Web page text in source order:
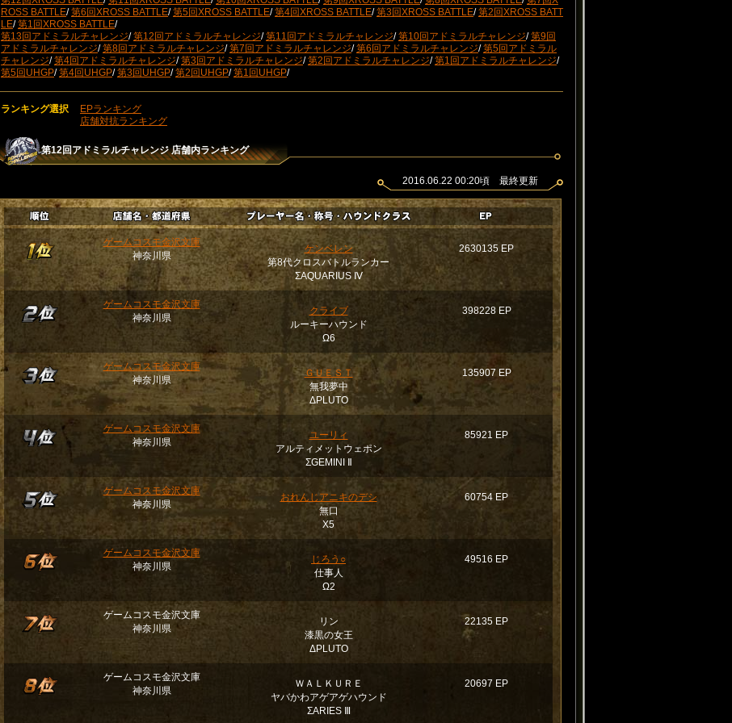
ROSS BATTLE/第6回XROSS BATTLE/第5回XROSS BATTLE/第4回XROSS BATTLE/第3回XROSS BATTLE/第2回XROSS BATT
LE/第1回XROSS BATTLE/
第13回アドミラルチャレンジ/第12回アドミラルチャレンジ/第11回アドミラルチャレンジ/第10回アドミラルチャレンジ/第9回
アドミラルチャレンジ/第8回アドミラルチャレンジ/第7回アドミラルチャレンジ/第6回アドミラルチャレンジ/第5回アドミラル
チャレンジ/第4回アドミラルチャレンジ/第3回アドミラルチャレンジ/第2回アドミラルチャレンジ/第1回アドミラルチャレンジ/
第5回UHGP/第4回UHGP/第3回UHGP/第2回UHGP/第1回UHGP/
ランキング選択
EPランキング
店舗対抗ランキング
第12回アドミラルチャレンジ店舗内ランキング
2016.06.22 00:20頃 最終更新
ゲームコスモ金沢文庫
神奈川県
ケンベレン
第8代クロスバトルランカー
ΣAQUARIUS Ⅳ
2630135 EP
ゲームコスモ金沢文庫
神奈川県
クライブ
ルーキーハウンド
Ω6
398228 EP
ゲームコスモ金沢文庫
神奈川県
ＧＵＥＳＴ
無我夢中
ΔPLUTO
135907 EP
ゲームコスモ金沢文庫
神奈川県
ユーリィ
アルティメットウェポン
ΣGEMINI Ⅱ
85921 EP
ゲームコスモ金沢文庫
神奈川県
おれんじアニキのデシ
無口
Χ5
60754 EP
ゲームコスモ金沢文庫
神奈川県
じろう○
仕事人
Ω2
49516 EP
ゲームコスモ金沢文庫
神奈川県
リン
漆黒の女王
ΔPLUTO
22135 EP
ゲームコスモ金沢文庫
神奈川県
ＷＡＬＫＵＲＥ
ヤバかわアゲアゲハウンド
ΣARIES Ⅲ
20697 EP